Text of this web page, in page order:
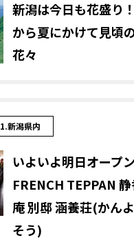
新潟は今日も花盛り
から夏にかけて見頃
花々
1.新潟県内
いよいよ明日オープ
FRENCH TEPPAN
庵 別邸 涵養荘(かん
そう)